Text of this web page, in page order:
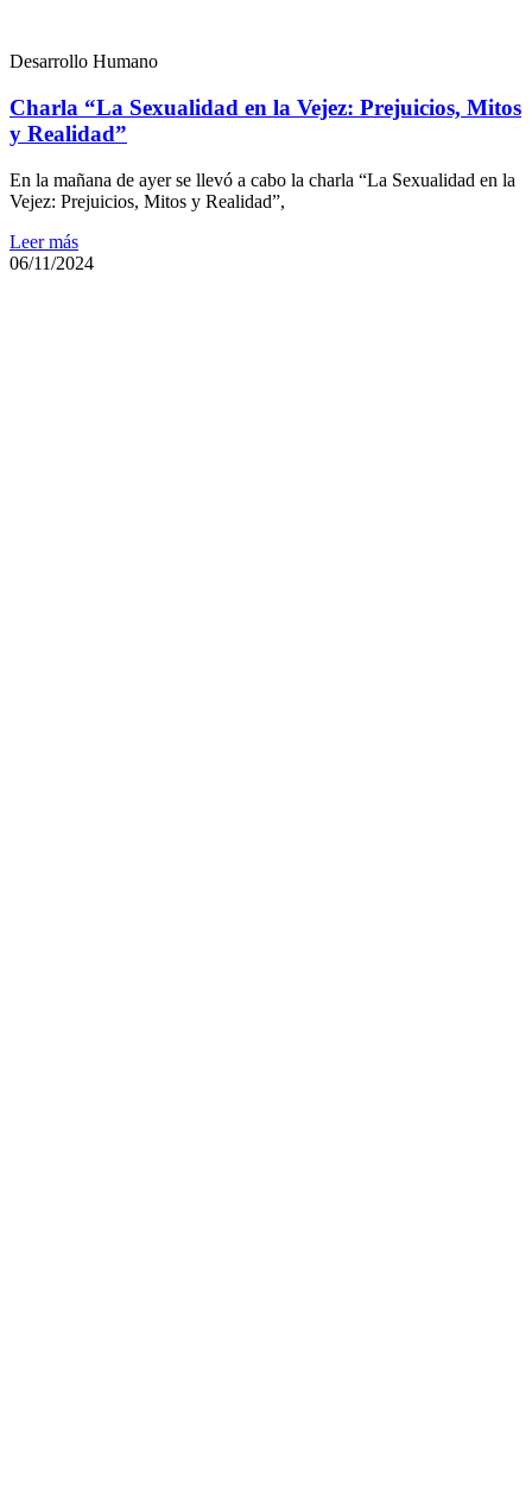
Desarrollo Humano
Charla “La Sexualidad en la Vejez: Prejuicios, Mitos
y Realidad”
En la mañana de ayer se llevó a cabo la charla “La Sexualidad en la
Vejez: Prejuicios, Mitos y Realidad”,
Leer más
06/11/2024